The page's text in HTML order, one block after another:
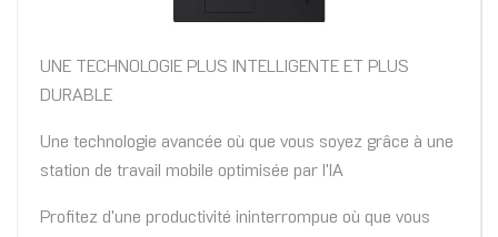
UNE TECHNOLOGIE PLUS INTELLIGENTE ET PLUS
DURABLE
Une technologie avancée où que vous soyez grâce à une
station de travail mobile optimisée par l'IA
Profitez d'une productivité ininterrompue où que vous